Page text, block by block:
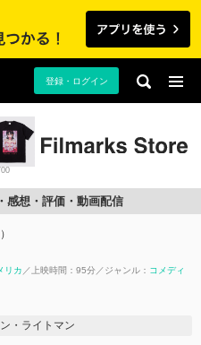
登録・ログイン
感想・評価・動画配信
）
リカ 上映時間：95分 ジャンル： コメディ
・ライトマン